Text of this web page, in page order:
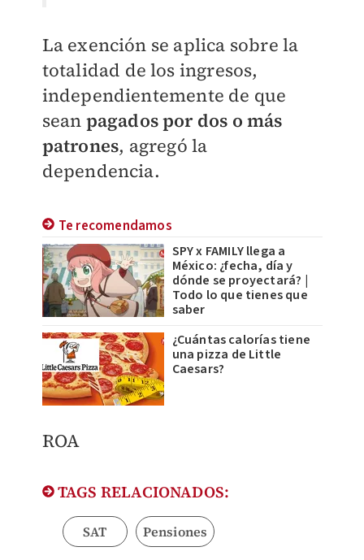
La exención se aplica sobre la
totalidad de los ingresos,
independientemente de que
sean pagados por dos o más
patrones, agregó la
dependencia.
Te recomendamos
SPY x FAMILY llega a
México: ¿fecha, día y
dónde se proyectará? |
Todo lo que tienes que
saber
¿Cuántas calorías tiene
una pizza de Little
Caesars?
ROA
TAGS RELACIONADOS:
SAT Pensiones